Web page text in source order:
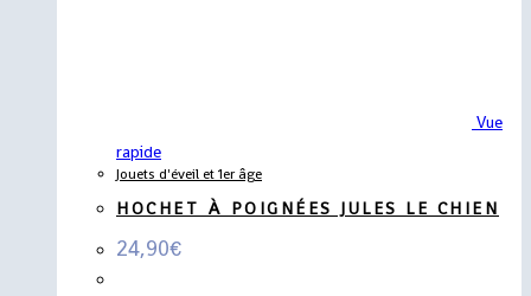
Vue
rapide
Jouets d'éveil et 1er âge
HOCHET À POIGNÉES JULES LE CHIEN
24,90€